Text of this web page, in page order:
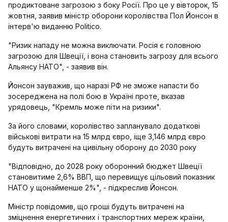
продиктоване загрозою з боку Росії. Про це у вівторок, 15
жовтня, заявив міністр оборони королівства Пол Йонсон в
інтерв'ю виданню Politico.
"Ризик нападу не можна виключати. Росія є головною
загрозою для Швеції, і вона становить загрозу для всього
Альянсу НАТО", - заявив він.
Йонсон зауважив, що наразі РФ не зможе напасти бо
зосереджена на полі бою в Україні проте, вказав
урядовець, "Кремль може піти на ризики".
За його словами, королівство запланувало додаткові
військові витрати на 15 млрд євро, іще 3,146 млрд євро
будуть витрачені на цивільну оборону до 2030 року
"Відповідно, до 2028 року оборонний бюджет Швеції
становитиме 2,6% ВВП, що перевищує цільовий показник
НАТО у щонайменше 2%", - підкреслив Йонсон.
Міністр повідомив, що гроші будуть витрачені на
зміцнення енергетичних і транспортних мереж країни,